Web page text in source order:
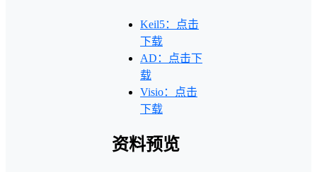
Keil5：点击
下载
AD：点击下
载
Visio：点击
下载
资料预览